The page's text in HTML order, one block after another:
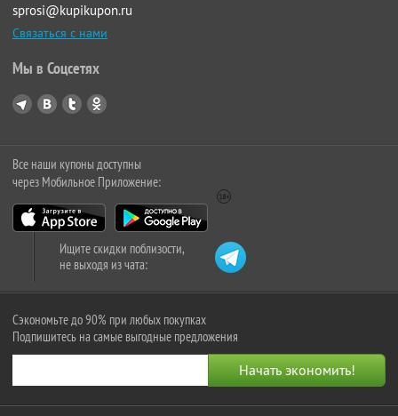
sprosi@kupikupon.ru
Связаться с нами
Мы в Соцсетях
Все наши купоны доступны
через Мобильное Приложение:
Ищите скидки поблизости,
не выходя из чата:
Сэкономьте до 90% при любых покупках
Подпишитесь на самые выгодные предложения